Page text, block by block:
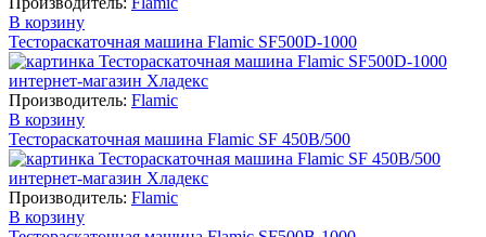
В корзину
Тестораскаточная машина Flamic SF500D-1000
Производитель: Flamic
В корзину
Тестораскаточная машина Flamic SF 450B/500
Производитель: Flamic
В корзину